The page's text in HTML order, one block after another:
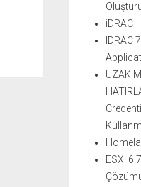
iDRAC
IDRAC
UZAK
ESXI